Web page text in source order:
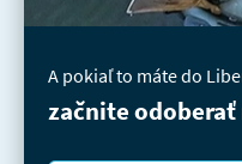
A pokiaľ to máte do
začnite